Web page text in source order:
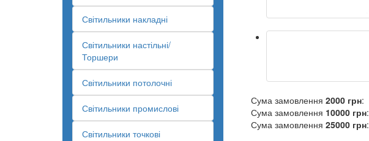
Світильники накладні
Світильники настільні/
Торшери
Світильники потолочні
Світильники промислові
Світильники точкові
Сума замовлення 2000 грн:
Сума замовлення 10000 грн:
Сума замовлення 25000 грн: